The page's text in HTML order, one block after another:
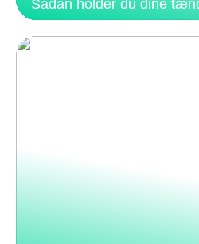
Sådan holder du dine